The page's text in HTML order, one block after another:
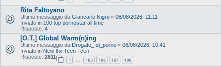
Rita Faltoyano
Ultimo messaggio da Giancarlo Nigro « 06/08/2026, 11:11
Inviato in 100 top pornostar all time
Risposte: 4
[O.T.] Global Warm(n)ing
Ultimo messaggio da Drogato_ di_porno « 06/08/2026, 10:41
Inviato in New Ifix Tcen Tcen
Risposte: 2811
1 185 186 187 188